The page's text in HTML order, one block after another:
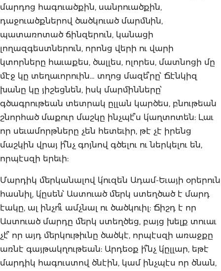
մարդոց հագուածքին, սանրուածքին,
դաջուածքներով ծածկուած մարմնին,
պատառոտած ճինզերուն, կանացի
լողազգեստներուն, որոնց վերի ու վարի
կտորները հաւաքես, ծալլես, ոլորես, մատնոցի մը
մէջ կը տեղաւորուին… տղոց մազե՞րը՝ Ճէնկիզ
խանը կը յիշեցնեն, իսկ մարմինները՝
գծագրութեան տետրակ ըլլան կարծես, բնութեան
շնորհած մաքուր մաշկը ինչպէ՞ս կ՛աղտոտեն: Լաւ
որ սեւամորթները չեն հետեւիր, թէ չէ իրենց
մաշկին վրայ ի՞նչ գոյնով գծելու ու ներկելու են,
որպէսզի երեւի:
Մարդիկ մերկանալով կ՛ուզեն Ադամ-Եւայի օրերուն
հասնիլ, կ՛ըսեն՝ Աստուած մերկ ստեղծած է մարդ
էակը, ալ ինչո՞ւ ամչնալ ու ծածկուիլ: Ճիշդ է որ
Աստուած մարդը մերկ ստեղծեց, բայց խելք տուաւ
չէ՞ որ այդ մերկութիւնը ծածկէ, որպէսզի առաջքը
առնէ գայթակղութեան: Արդեօք ի՞նչ կ՛ըլլար, եթէ
մարդիկ հագուստով ծնէին, կամ ինչպէս որ ծնան,